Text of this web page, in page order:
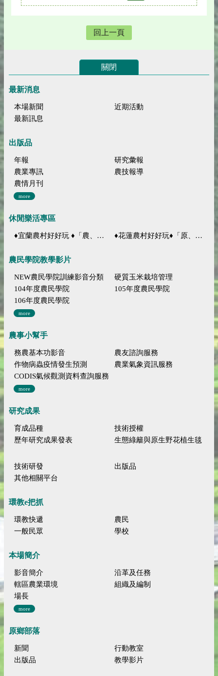
回上一頁
關閉
最新消息
本場新聞
近期活動
最新訊息
出版品
年報
研究彙報
農業專訊
農技報導
農情月刊
more
休閒樂活專區
♦宜蘭農村好好玩 ♦「農、藝、山、水」四條遊程推薦 ♦花蓮農村好好玩♦「原、生、慢、活」四條遊程推薦
農民學院教學影片
NEW農民學院訓練影音分類
硬質玉米栽培管理
104年度農民學院
105年度農民學院
106年度農民學院
more
農事小幫手
務農基本功影音
農友諮詢服務
作物病蟲疫情發生預測
農業氣象資訊服務
CODIS氣候觀測資料查詢服務
more
研究成果
育成品種
技術授權
歷年研究成果發表
生態綠籬與原生野花植生毯
技術研發
出版品
其他相關平台
環教e把抓
環教快遞
農民
一般民眾
學校
本場簡介
影音簡介
沿革及任務
轄區農業環境
組織及編制
場長
more
原鄉部落
新聞
行動教室
出版品
教學影片